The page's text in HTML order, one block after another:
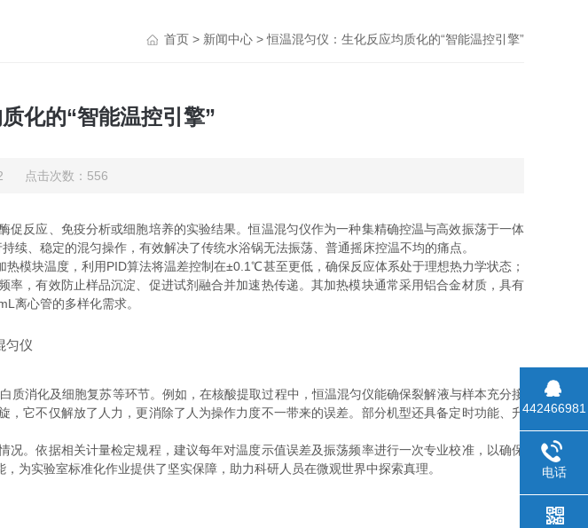
首页 > 新闻中心 > 恒温混匀仪：生化反应均质化的“智能温控引擎”
化的“智能温控引擎”
点击次数：556
应、免疫分析或细胞培养的实验结果。恒温混匀仪作为一种集精确控温与高效振荡于一体
续、稳定的混匀操作，有效解决了传统水浴锅无法振荡、普通摇床控温不均的痛点。
模块温度，利用PID算法将温差控制在±0.1℃甚至更低，确保反应体系处于理想热力学状态；
，有效防止样品沉淀、促进试剂融合并加速热传递。其加热模块通常采用铝合金材质，具有
离心管的多样化需求。
消化及细胞复苏等环节。例如，在核酸提取过程中，恒温混匀仪能确保裂解液与样本充分接
它不仅解放了人力，更消除了人为操作力度不一带来的误差。部分机型还具备定时功能、升
依据相关计量检定规程，建议每年对温度示值误差及振荡频率进行一次专业校准，以确保
为实验室标准化作业提供了坚实保障，助力科研人员在微观世界中探索真理。
442466981
电话